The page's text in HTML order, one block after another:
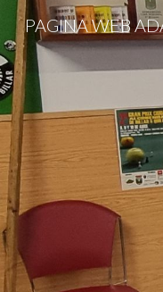
PAGINA WEB